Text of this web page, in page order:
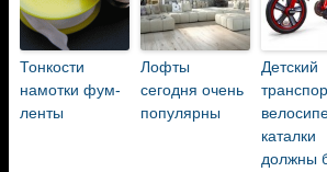
Тонкости
намотки фум-
ленты
Лофты
сегодня очень
популярны
Детский
каталки
должны